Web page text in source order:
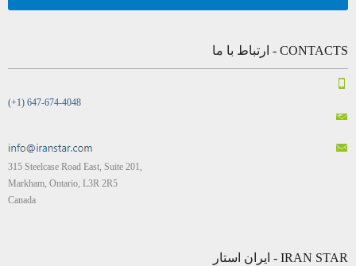
CONTACTS - ارتباط با ما
(+1) 647-674-4048
315 Steelcase Road East, Suite 201,
Markham, Ontario, L3R 2R5
Canada
IRAN STAR - ایران استار